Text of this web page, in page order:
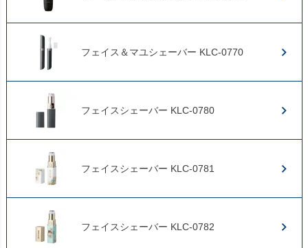
フェイス＆マユシェーバー KLC-0770
フェイスシェーバー KLC-0780
フェイスシェーバー KLC-0781
フェイスシェーバー KLC-0782